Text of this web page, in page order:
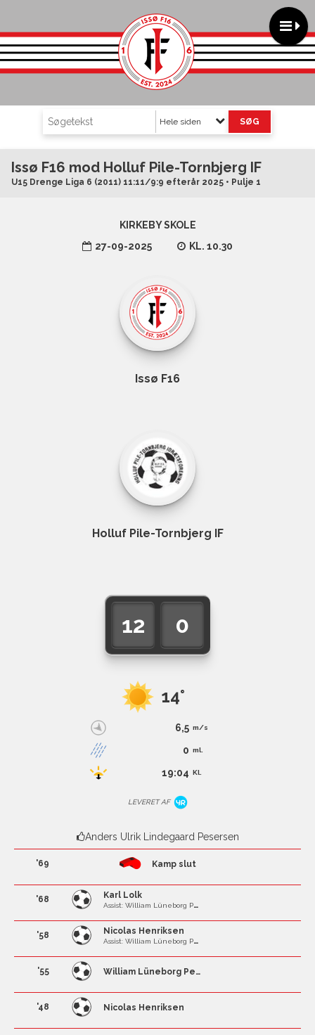
Hele siden
Issø F16 mod Holluf Pile-Tornbjerg IF
U15 Drenge Liga 6 (2011) 11:11/9:9 efterår 2025 • Pulje 1
KIRKEBY SKOLE
27-09-2025
KL. 10.30
Issø F16
12 0
14°
6,5 m/s
0 ml.
19:04 Kl.
LEVERET AF
Holluf Pile-Tornbjerg IF
Anders Ulrik Lindegaard Pesersen
'69 Kamp slut
'68 Karl Lolk
Assist: William Lüneborg Petersen
'58 Nicolas Henriksen
Assist: William Lüneborg Petersen
'55 William Lüneborg Petersen
'48 Nicolas Henriksen